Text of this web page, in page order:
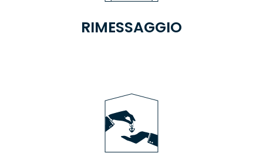
RIMESSAGGIO